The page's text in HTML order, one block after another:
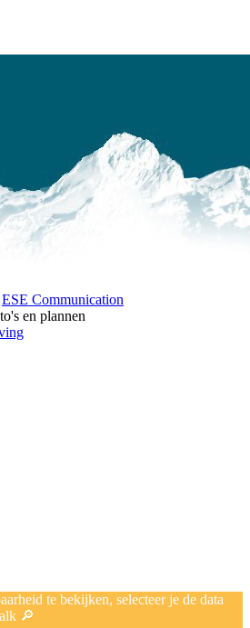
ESE Communication
en plannen
te bekijken, selecteer je de data
🔎